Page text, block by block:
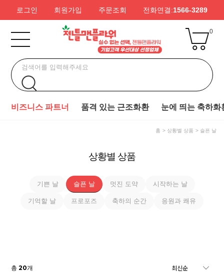
로그인 회원가입 주문조회 전화연결:1566-3289
0
비즈니스 파트너 품격 있는 근조화환 눈에 띄는 축하화
홈 상황별 상품 슬픈 날
상황별 상품
기쁜 날 슬픈 날 멋진 도약 시작하는 날
기억할 날 프로포즈 축하의 순간 응원과 쾌유
총20개